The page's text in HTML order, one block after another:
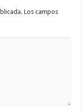
Los campos